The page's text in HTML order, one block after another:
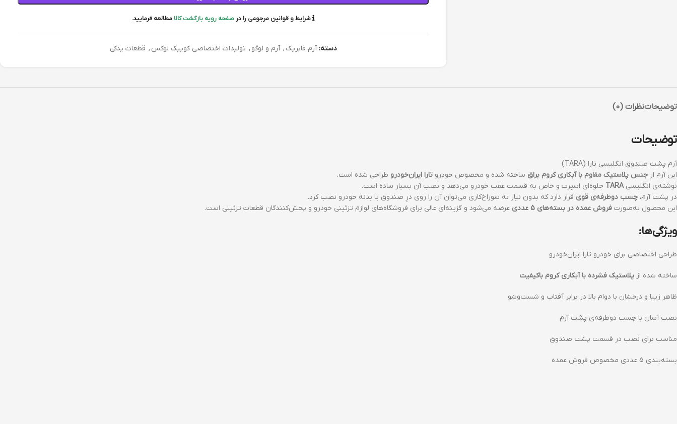
شرایط و قوانین مرجوعی را در صفحه رویه بازگشت کالامطالعه فرمایید.
دسته: آرم فابریک, آرم و لوگو , تولیدات اختصاصی کوییک لوکس , قطعات یدکی
توضیحاتنظرات (0)
توضیحات
آرم پشت صندوق انگلیسی تارا (TARA)
این آرم از جنس پلاستیک مقاوم با آبکاری کروم براق ساخته شده و مخصوص خودرو تارا ایران‌خودرو طراحی شده است.
نوشته‌ی انگلیسیTARA جلوه‌ای اسپرت و خاص به قسمت عقب خودرو می‌دهد و نصب آن بسیار ساده است.
در پشت آرم، چسب دوطرفه‌ی قوی قرار دارد که بدون نیاز به سوراخ‌کاری می‌توان آن را روی درِ صندوق یا بدنه خودرو نصب کرد.
این محصول به‌صورت فروش عمده در بسته‌های 5 عددی عرضه می‌شود و گزینه‌ای عالی برای فروشگاه‌های لوازم تزئینی خودرو و پخش‌کنندگان قطعات تزئینی است.
ویژگی‌ها:
طراحی اختصاصی برای خودرو تارا ایران‌خودرو
ساخته شده از پلاستیک فشرده با آبکاری کروم باکیفیت
ظاهر زیبا و درخشان با دوام بالا در برابر آفتاب و شست‌وشو
نصب آسان با چسب دوطرفه‌ی پشت آرم
مناسب برای نصب در قسمت پشت صندوق
بسته‌بندی 5 عددی مخصوص فروش عمده